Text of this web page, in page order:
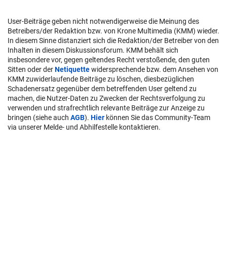
User-Beiträge geben nicht notwendigerweise die Meinung des
Betreibers/der Redaktion bzw. von Krone Multimedia (KMM) wieder.
In diesem Sinne distanziert sich die Redaktion/der Betreiber von den
Inhalten in diesem Diskussionsforum. KMM behält sich
insbesondere vor, gegen geltendes Recht verstoßende, den guten
Sitten oder derNetiquettewidersprechende bzw. dem Ansehen von
KMM zuwiderlaufende Beiträge zu löschen, diesbezüglichen
Schadenersatz gegenüber dem betreffenden User geltend zu
machen, die Nutzer-Daten zu Zwecken der Rechtsverfolgung zu
verwenden und strafrechtlich relevante Beiträge zur Anzeige zu
bringen (siehe auch AGB). Hier können Sie das Community-Team
via unserer Melde- und Abhilfestelle kontaktieren.